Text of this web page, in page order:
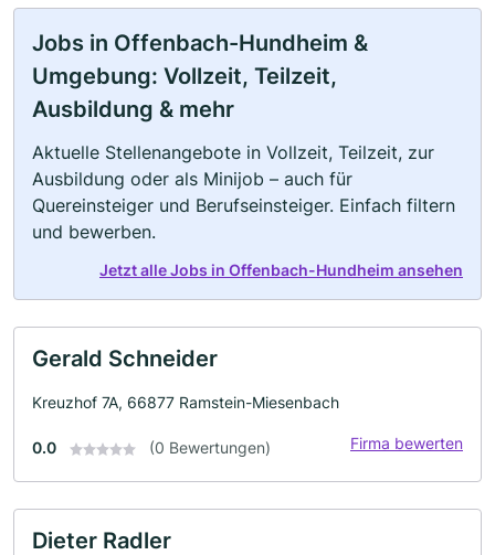
Jobs in Offenbach-Hundheim &
Umgebung: Vollzeit, Teilzeit,
Ausbildung & mehr
Aktuelle Stellenangebote in Vollzeit, Teilzeit, zur
Ausbildung oder als Minijob – auch für
Quereinsteiger und Berufseinsteiger. Einfach filtern
und bewerben.
Jetzt alle Jobs in Offenbach-Hundheim ansehen
Gerald Schneider
Kreuzhof 7A, 66877 Ramstein-Miesenbach
0.0 (0 Bewertungen) Firma bewerten
Dieter Radler